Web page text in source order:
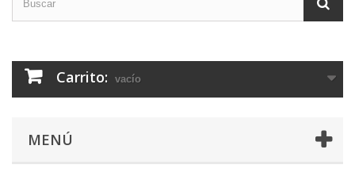
Carrito: vacío
MENÚ